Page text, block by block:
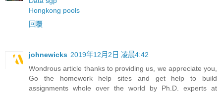
Hongkong pools
回覆
johnewicks 2019年12月2日 凌晨4:42
Wondrous article thanks to providing us, we appreciate you,
Go the homework help sites and get help to build
assignments whole over the world by Ph.D. experts at